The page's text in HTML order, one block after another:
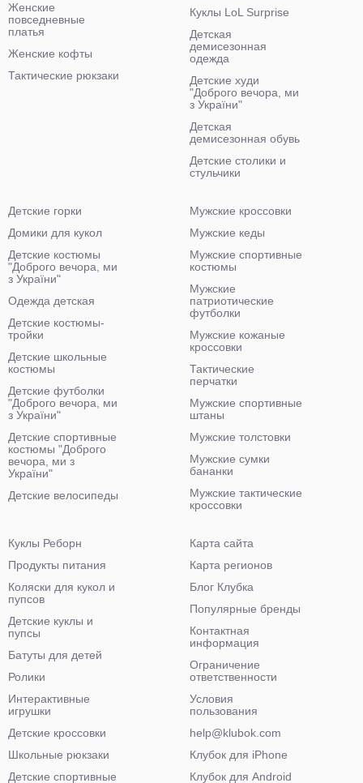
Женские
повседневные
платья
Женские кофты
Тактические рюкзаки
Куклы LoL Surprise
Детская
демисезонная
одежда
Детские худи
"Доброго вечора, ми
з України"
Детская
демисезонная обувь
Детские столики и
стульчики
Детские горки
Домики для кукол
Детские костюмы
"Доброго вечора, ми
з України"
Одежда детская
Детские костюмы-
тройки
Детские школьные
костюмы
Детские футболки
"Доброго вечора, ми
з України"
Детские спортивные
костюмы "Доброго
вечора, ми з
України"
Детские велосипеды
Мужские кроссовки
Мужские кеды
Мужские спортивные
костюмы
Мужские
патриотические
футболки
Мужские кожаные
кроссовки
Тактические
перчатки
Мужские спортивные
штаны
Мужские толстовки
Мужские сумки
бананки
Мужские тактические
кроссовки
Куклы Реборн
Продукты питания
Коляски для кукол и
пупсов
Детские куклы и
пупсы
Батуты для детей
Ролики
Интерактивные
игрушки
Детские кроссовки
Школьные рюкзаки
Детские спортивные
Карта сайта
Карта регионов
Блог Клубка
Популярные бренды
Контактная
информация
Ограничение
ответственности
Условия
пользования
help@klubok.com
Клубок для iPhone
Клубок для Android